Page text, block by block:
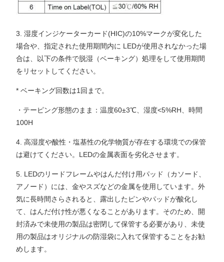
3. 湿度インジケーターカード(HIC)の10%マークが変化した
場合や、指定された使用期間内に LEDが使用されなかった場
合は、以下の条件で脱湿（ベーキング）処理をして使用期間
をリセットしてください。
* ベーキング回数は1回まで。
・テーピング形態のまま：温度60±3℃、湿度<5%RH、時間
100H
4. 高湿度や酸性・塩基性の化学物質が存在する環境での保管
は避けてください。LEDの金属表面を劣化させます。
5. LEDのリードフレームやはんだ付け用パッド（カソード、
アノード）には、金やスズなどの金属を使用しています。外
気に長時間さらされると、露出したピンやパッドが酸化し
て、はんだ付け性が悪くなることがあります。そのため、開
封済みで未使用の製品は密閉して保管する必要があり、未使
用の製品はオリジナルの防湿袋に入れて保管することをお勧
めします。